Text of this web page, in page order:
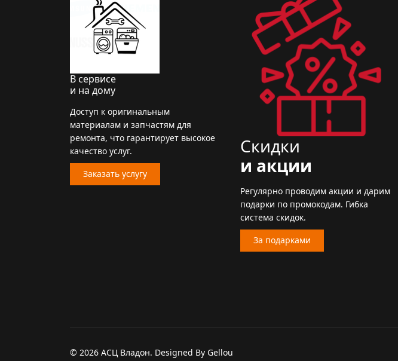
В сервисе
и на дому
Доступ к оригинальным
материалам и запчастям для
ремонта, что гарантирует высокое
качество услуг.
Заказать услугу
Скидки
и акции
Регулярно проводим акции и дарим
подарки по промокодам. Гибка
система скидок.
За подарками
© 2026 АСЦ Владон. Designed By Gellou